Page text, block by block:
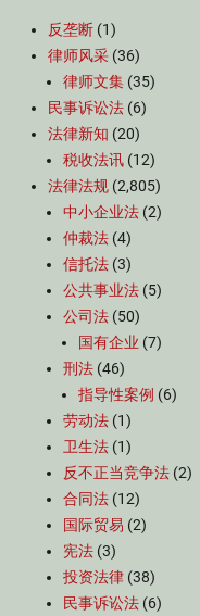
反垄断 (1)
律师风采 (36)
律师文集 (35)
民事诉讼法 (6)
法律新知 (20)
税收法讯 (12)
法律法规 (2,805)
中小企业法 (2)
仲裁法 (4)
信托法 (3)
公共事业法 (5)
公司法 (50)
国有企业 (7)
刑法 (46)
指导性案例 (6)
劳动法 (1)
卫生法 (1)
反不正当竞争法 (2)
合同法 (12)
国际贸易 (2)
宪法 (3)
投资法律 (38)
民事诉讼法 (6)